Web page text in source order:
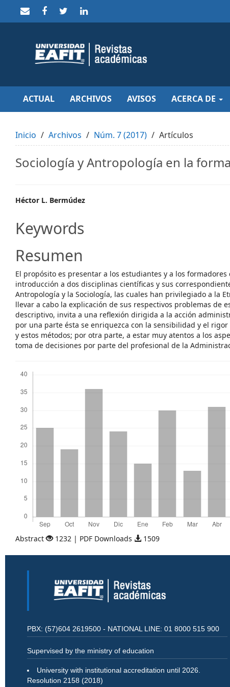
to
Main
Navigation
Content
Sidebar
ACTUAL ARCHIVOS AVISOS ACERCA DE
Inicio Archivos Núm. 7 (2017) Artículos
Sociología y Antropología en la
Main
Article
Content
Héctor L. Bermúdez
Keywords
Resumen
El propósito es presentar a los estudiantes y a los
introducción a dos disciplinas científicas y sus
Antropología y la Sociología, las cuales han privilegiado a la
llevar a cabo la explicación de sus respectivos problemas de
descriptivo, invita a una reflexión dirigida a la acción
por una parte ésta se enriquezca con la sensibilidad y el
y estos métodos; por otra parte, a estar muy atentos a los
toma de decisiones por parte del profesional de la
Abstract 1232 | PDF Downloads 1509
PBX: (57)604 2619500 - NATIONAL LINE: 01 8000 515 900
Supervised by the ministry of education
University with institutional accreditation until 2026.
Resolution 2158 (2018)